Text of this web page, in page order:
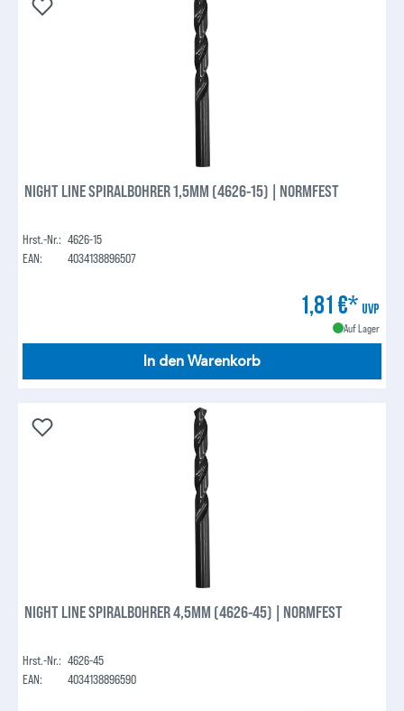
NIGHT LINE SPIRALBOHRER 1,5MM (4626-15) | NORMFEST
Hrst.-Nr.: 4626-15
EAN:
4034138896507
1,81 €* UVP
Auf Lager
In den Warenkorb
NIGHT LINE SPIRALBOHRER 4,5MM (4626-45) | NORMFEST
Hrst.-Nr.: 4626-45
EAN:
4034138896590